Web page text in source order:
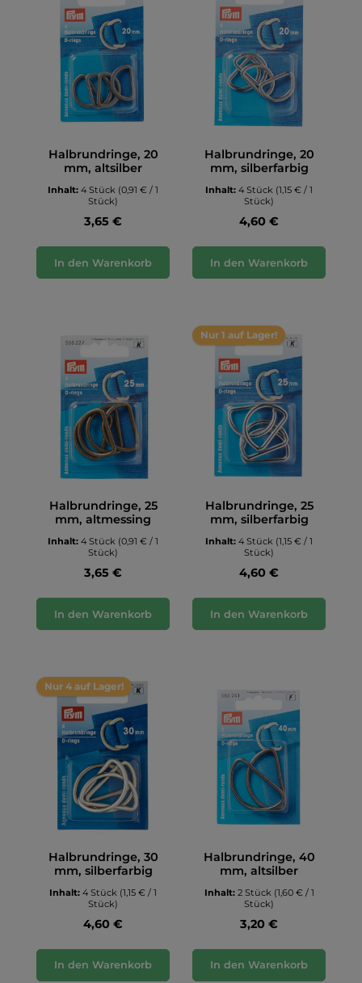
Halbrundringe, 20
mm, altsilber
Inhalt: 4 Stück (0,91 € / 1
Stück)
3,65 €
In den Warenkorb
Halbrundringe, 20
mm, silberfarbig
Inhalt: 4 Stück (1,15 € / 1
Stück)
4,60 €
In den Warenkorb
Halbrundringe, 25
mm, altmessing
Inhalt: 4 Stück (0,91 € / 1
Stück)
3,65 €
In den Warenkorb
Nur 1 auf Lager!
Halbrundringe, 25
mm, silberfarbig
Inhalt: 4 Stück (1,15 € / 1
Stück)
4,60 €
In den Warenkorb
Nur 4 auf Lager!
Halbrundringe, 30
mm, silberfarbig
Inhalt: 4 Stück (1,15 € / 1
Stück)
4,60 €
In den Warenkorb
Halbrundringe, 40
mm, altsilber
Inhalt: 2 Stück (1,60 € / 1
Stück)
3,20 €
In den Warenkorb